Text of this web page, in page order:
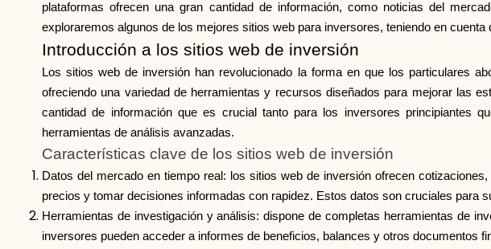
plataformas ofrecen una gran cantidad de información, como noticias del
exploraremos algunos de los mejores sitios web para inversores, teniendo en
Introducción a los sitios web de inversión
Los sitios web de inversión han revolucionado la forma en que los particulares
ofreciendo una variedad de herramientas y recursos diseñados para mejorar las
cantidad de información que es crucial tanto para los inversores principiantes
herramientas de análisis avanzadas.
Características clave de los sitios web de inversión
Datos del mercado en tiempo real: los sitios web de inversión ofrecen
precios y tomar decisiones informadas con rapidez. Estos datos son cruciales para
Herramientas de investigación y análisis: dispone de completas herramientas de
inversores pueden acceder a informes de beneficios, balances y otros documentos